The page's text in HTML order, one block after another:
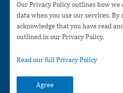
Our Privacy Policy outlines how we
data when you use our services. By
acknowledge that you have read
outlined in our Privacy Policy.
Read our full Privacy Policy
Agree